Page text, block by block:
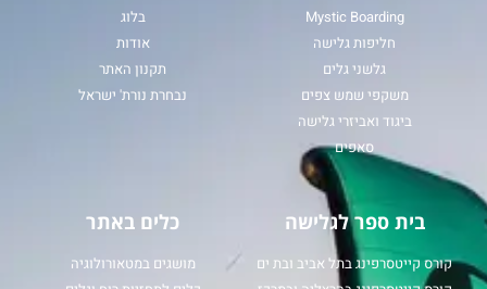
Mystic Boarding
חליפות גלישה
גלשני גלים
משקפי שמש צפים
ביגוד ואביזרי גלישה
סאפים
בלוג
אודות
תקנון האתר
נבחרת נורת' ישראל
בית ספר לגלישה
קורס קייטסרפינג בתל אביב ובת ים
כלים באתר
מושגים במטאורולוגיה